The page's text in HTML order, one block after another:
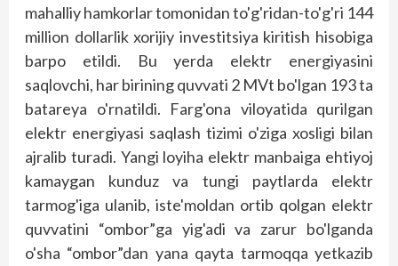
mahalliy hamkorlar tomonidan to'g'ridan-to'g'ri 144
million dollarlik xorijiy investitsiya kiritish hisobiga
barpo etildi. Bu yerda elektr energiyasini
saqlovchi, har birining quvvati 2 MVt bo'lgan 193 ta
batareya o'rnatildi. Farg'ona viloyatida qurilgan
elektr energiyasi saqlash tizimi o'ziga xosligi bilan
ajralib turadi. Yangi loyiha elektr manbaiga ehtiyoj
kamaygan kunduz va tungi paytlarda elektr
tarmog'iga ulanib, iste'moldan ortib qolgan elektr
quvvatini “ombor”ga yig'adi va zarur bo'lganda
o'sha “ombor”dan yana qayta tarmoqqa yetkazib